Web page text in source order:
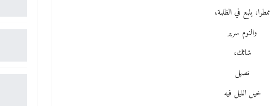
ممطرا، يلمع في الظلمة،
والنوم سرير
شائك،
تصهل
خيل الليل فيه